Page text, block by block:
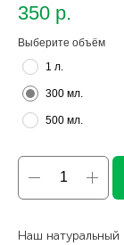
350 р.
Выберите объём
1 л.
300 мл.
500 мл.
Наш натуральный